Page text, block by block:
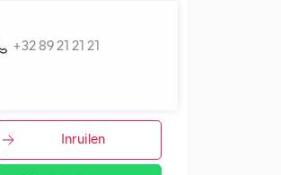
+32 89 21 21 21
Inruilen